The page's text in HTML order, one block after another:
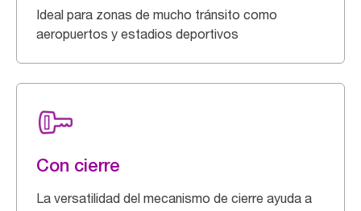
Ideal para zonas de mucho tránsito como
aeropuertos y estadios deportivos
Con cierre
La versatilidad del mecanismo de cierre ayuda a